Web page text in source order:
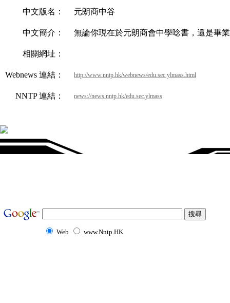
中文版名： 元朗商中谷
中文簡介： 無論你現在於元朗商會中學唸書，還是畢
相關網址：
Webnews 連結： http://www.nntp.hk/webnews/edu.sec.ylmass.html
NNTP 連結： news://news.nntp.hk/edu.sec.ylmass
Web www.Nntp.HK